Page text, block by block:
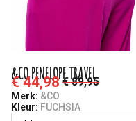
&CO PENELOPE TRAVEL
€ 44,98 € 89,95
Merk: &CO
Kleur: FUCHSIA